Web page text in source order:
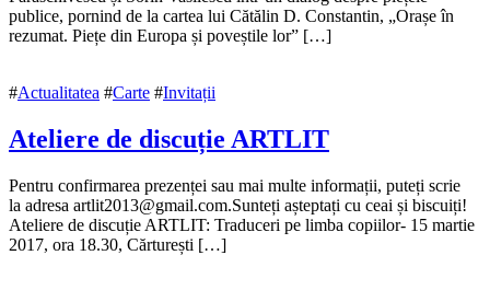
201825
aprilie
publice, pornind de la cartea lui Cătălin D. Constantin, „Orașe în
rezumat. Piețe din Europa și poveștile lor” […]
#Actualitatea #Carte #Invitații
Ateliere de discuție ARTLIT
9
martie
2017
Pentru confirmarea prezenței sau mai multe informații, puteți scrie
la adresa artlit2013@gmail.com.Sunteți așteptați cu ceai și biscuiți!
Ateliere de discuție ARTLIT: Traduceri pe limba copiilor- 15 martie
2017, ora 18.30, Cărturești […]